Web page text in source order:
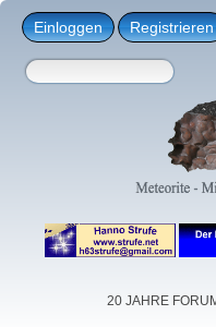
Einloggen Registrieren
20 JAHRE